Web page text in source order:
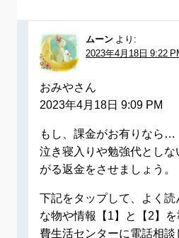
ムーン
より:
2023年4月18日 9:22
おみやさん
2023年4月18日 9:09 PM
もし、課金がお有りなら…
泣き寝入りや勉強代とし
がる返金をさせましょう。
下記をタップして、よく
な物や情報【1】と【2】
費生活センターに電話相談